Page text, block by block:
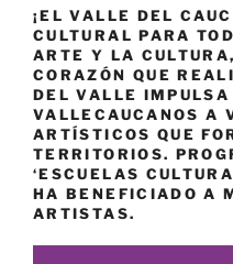
¡EL VALLE DEL
CULTURAL PARA
ARTE Y LA
CORAZÓN QUE
DEL VALLE IMPULSA
VALLECAUCANOS A
ARTÍSTICOS QUE
TERRITORIOS.
‘ESCUELAS
HA BENEFICIADO A
ARTISTAS.